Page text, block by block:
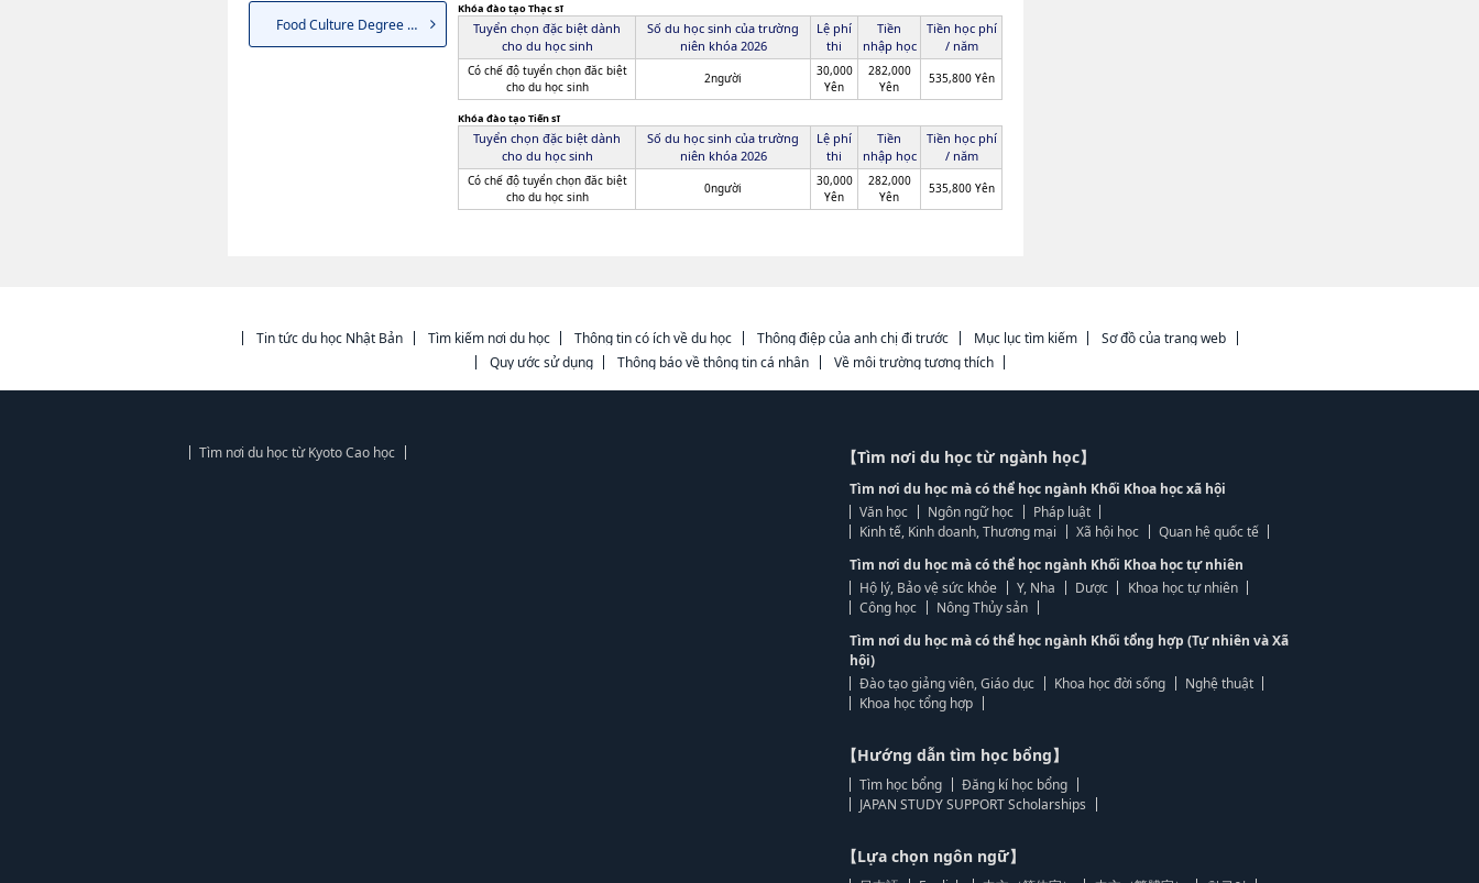
Food Culture Degree Program
Khóa đào tạo Thạc sĩ
Tuyển chọn đặc biệt dành
cho du học sinh
Số du học sinh của trường
niên khóa 2026
Lệ phí
thi
Tiền
nhập học
Tiền học phí
/ năm
Có chế độ tuyển chọn đăc biệt
cho du học sinh
2người
30,000
Yên
282,000
Yên
535,800 Yên
Khóa đào tạo Tiến sĩ
Tuyển chọn đặc biệt dành
cho du học sinh
Số du học sinh của trường
niên khóa 2026
Lệ phí
thi
Tiền
nhập học
Tiền học phí
/ năm
Có chế độ tuyển chọn đăc biệt
cho du học sinh
0người
30,000
Yên
282,000
Yên
535,800 Yên
Tin tức du học Nhật Bản Tìm kiếm nơi du học Thông tin có ích về du học Thông điệp của anh chị đi trước Mục lục tìm kiếm
Sơ đồ của trang web
Quy ước sử dụng
Thông báo về thông tin cá nhân Về môi trường tương thích
Tìm nơi du học từ Kyoto Cao học 【Tìm nơi du học từ ngành học】
Tìm nơi du học mà có thể học ngành Khối Khoa học xã hội
Văn học
Ngôn ngữ học
Pháp luật
Kinh tế, Kinh doanh, Thương mại
Xã hội học
Quan hệ quốc tế
Tìm nơi du học mà có thể học ngành Khối Khoa học tự nhiên
Hộ lý, Bảo vệ sức khỏe
Y, Nha Dược
Khoa học tự nhiên
Công học
Nông Thủy sản
Tìm nơi du học mà có thể học ngành Khối tổng hợp (Tự nhiên và Xã
hội)
Đào tạo giảng viên, Giáo dục
Khoa học đời sống
Nghệ thuật
Khoa học tổng hợp
【Hướng dẫn tìm học bổng】
Tìm học bổng
Đăng kí học bổng
JAPAN STUDY SUPPORT Scholarships
【Lựa chọn ngôn ngữ】